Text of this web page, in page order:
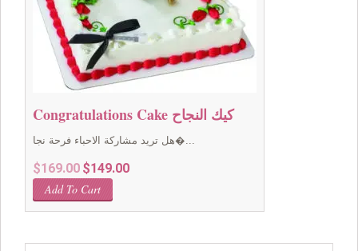
Congratulations Cake كيك النجاح
هل تريد مشاركة الاحباء فرحة نجا�...
$169.00 Original
price
was:
$149.00Current
Add To Cart